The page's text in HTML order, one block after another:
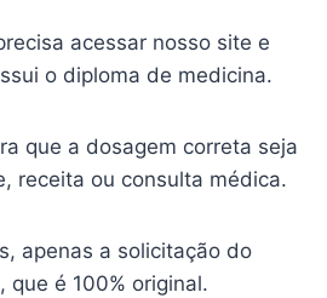
acessar nosso site e
o diploma de medicina.
que a dosagem correta seja
receita ou consulta médica.
apenas a solicitação do
que é 100% original.